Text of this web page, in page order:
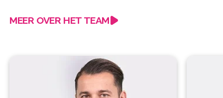
MEER OVER HET TEAM